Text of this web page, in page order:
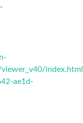
ae1d-